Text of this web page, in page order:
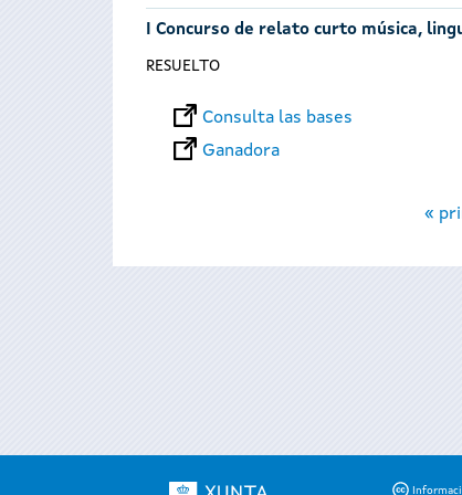
I Concurso de relato curto música,
RESUELTO
Consulta las bases
Ganadora
«